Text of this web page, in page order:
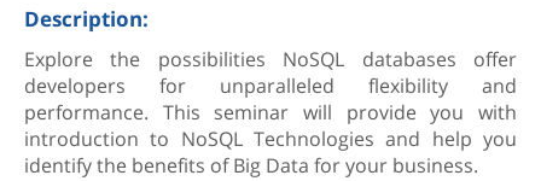
Description:
Explore the possibilities NoSQL databases offer
developers for unparalleled flexibility and
performance. This seminar will provide you with
introduction to NoSQL Technologies and help you
identify the benefits of Big Data for your business.